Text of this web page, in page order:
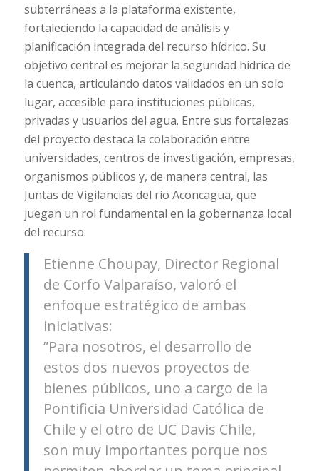
subterráneas a la plataforma existente,
fortaleciendo la capacidad de análisis y
planificación integrada del recurso hídrico. Su
objetivo central es mejorar la seguridad hídrica de
la cuenca, articulando datos validados en un solo
lugar, accesible para instituciones públicas,
privadas y usuarios del agua. Entre sus fortalezas
del proyecto destaca la colaboración entre
universidades, centros de investigación, empresas,
organismos públicos y, de manera central, las
Juntas de Vigilancias del río Aconcagua, que
juegan un rol fundamental en la gobernanza local
del recurso.
Etienne Choupay, Director Regional
de Corfo Valparaíso, valoró el
enfoque estratégico de ambas
iniciativas:
”Para nosotros, el desarrollo de
estos dos nuevos proyectos de
bienes públicos, uno a cargo de la
Pontificia Universidad Católica de
Chile y el otro de UC Davis Chile,
son muy importantes porque nos